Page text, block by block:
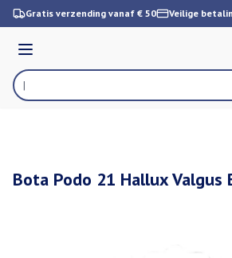
Ga naar de inhoud
Gratis verzending vanaf € 50 Veilige
Menu
Product, merk, categorie...
Bota Podo 21 Hallux Valgus